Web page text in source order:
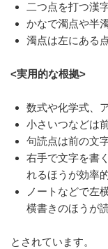
二つ点を打つ漢
かなで濁点や半
濁点は左にある
<実用的な根拠>
数式や化学式、
小さいつなどは
句読点は前の文
右手で文字を書
れるほうが効率
ノートなどで左
横書きのほうが
とされています。